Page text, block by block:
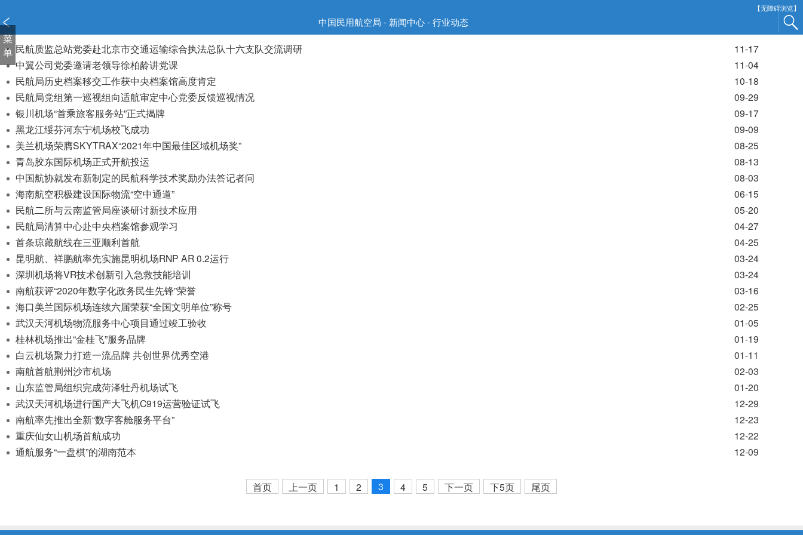
【无障碍浏览】
中国民用航空局 - 新闻中心 - 行业动态
菜
单 民航质监总站党委赴北京市交通运输综合执法总队十六支队交流调研
11-17
中翼公司党委邀请老领导徐柏龄讲党课
11-04
民航局历史档案移交工作获中央档案馆高度肯定
10-18
民航局党组第一巡视组向适航审定中心党委反馈巡视情况
09-29
银川机场“首乘旅客服务站”正式揭牌
09-17
黑龙江绥芬河东宁机场校飞成功
09-09
美兰机场荣膺SKYTRAX“2021年中国最佳区域机场奖”
08-25
青岛胶东国际机场正式开航投运
08-13
中国航协就发布新制定的民航科学技术奖励办法答记者问
08-03
海南航空积极建设国际物流“空中通道”
06-15
民航二所与云南监管局座谈研讨新技术应用
05-20
民航局清算中心赴中央档案馆参观学习
04-27
首条琼藏航线在三亚顺利首航
04-25
昆明航、祥鹏航率先实施昆明机场RNP AR 0.2运行
03-24
深圳机场将VR技术创新引入急救技能培训
03-24
南航获评“2020年数字化政务民生先锋”荣誉
03-16
海口美兰国际机场连续六届荣获“全国文明单位”称号
02-25
武汉天河机场物流服务中心项目通过竣工验收
01-05
桂林机场推出“金桂飞”服务品牌
01-19
白云机场聚力打造一流品牌 共创世界优秀空港
01-11
南航首航荆州沙市机场
02-03
山东监管局组织完成菏泽牡丹机场试飞
01-20
武汉天河机场进行国产大飞机C919运营验证试飞
12-29
南航率先推出全新“数字客舱服务平台”
12-23
重庆仙女山机场首航成功
12-22
通航服务“一盘棋”的湖南范本
12-09
首页 上一页 1 2 3 4 5 下一页 下5页 尾页
窗
口
打
开
碍
说
明
页
加
波
浪
键
导
盲
模
式